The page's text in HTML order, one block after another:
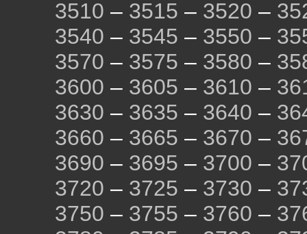
3510 – 3515 – 3520 –
3540 – 3545 – 3550 –
3570 – 3575 – 3580 –
3600 – 3605 – 3610 –
3630 – 3635 – 3640 –
3660 – 3665 – 3670 –
3690 – 3695 – 3700 –
3720 – 3725 – 3730 –
3750 – 3755 – 3760 –